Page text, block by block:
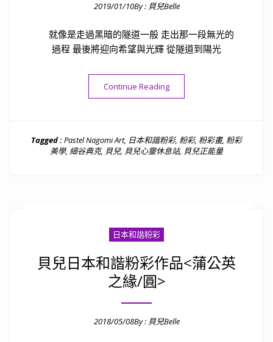
2019/01/10By : 貝兒Belle
就像是走過黑暗的隧道一般 走出那一段無光的
過程 最後將迎向希望與光輝 從隧道到陽光
Continue Reading“[藝術]貝兒日本和諧粉彩作
Tagged :Pastel Nagomi Art, 日本和諧粉彩, 粉彩, 粉彩畫, 粉彩
美學, 細谷典克, 貝兒, 貝兒心靈休息站, 貝兒正能量
日本和諧粉彩
貝兒日本和諧粉彩作品<蒲公英
之緣/圓>
2018/05/08By : 貝兒Belle